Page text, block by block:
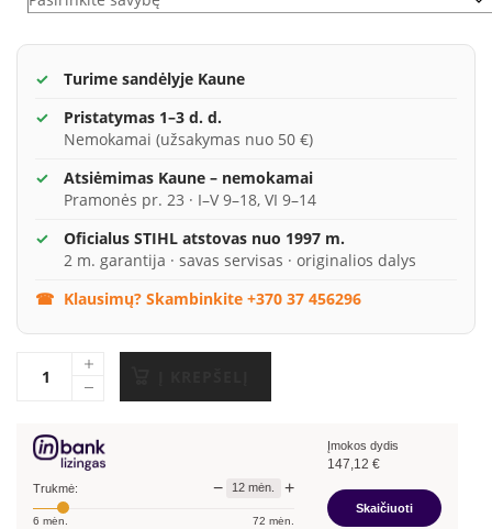
Turime sandėlyje Kaune
Pristatymas 1–3 d. d.
Nemokamai (užsakymas nuo 50 €)
Atsiėmimas Kaune – nemokamai
Pramonės pr. 23 · I–V 9–18, VI 9–14
Oficialus STIHL atstovas nuo 1997 m.
2 m. garantija · savas servisas · originalios dalys
Klausimų? Skambinkite +370 37 456296
Trukmė: − 12 mėn. +
6 mėn. 72 mėn.
Įmokos dydis
147,12 €
Skaičiuoti